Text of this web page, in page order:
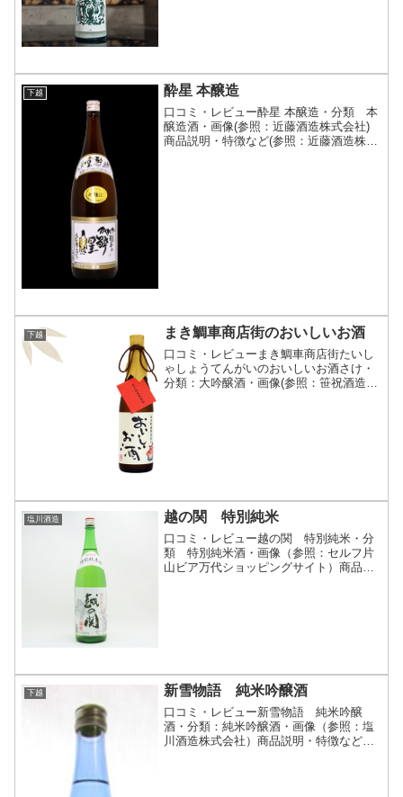
下越 酔星 本醸造
口コミ・レビュー酔星 本醸造・分類 本
醸造酒・画像(参照：近藤酒造株式会社)
商品説明・特徴など(参照：近藤酒造株式
下越 まき鯛車商店街のおいしいお酒
口コミ・レビューまき鯛車商店街たいし
ゃしょうてんがいのおいしいお酒さけ・
分類：大吟醸酒・画像(参照：笹祝酒造株
塩川酒造 越の関 特別純米
口コミ・レビュー越の関 特別純米・分
類 特別純米酒・画像（参照：セルフ片
山ビア万代ショッピングサイト）商品説
下越 新雪物語 純米吟醸酒
口コミ・レビュー新雪物語 純米吟醸
酒・分類：純米吟醸酒・画像（参照：塩
川酒造株式会社）商品説明・特徴など